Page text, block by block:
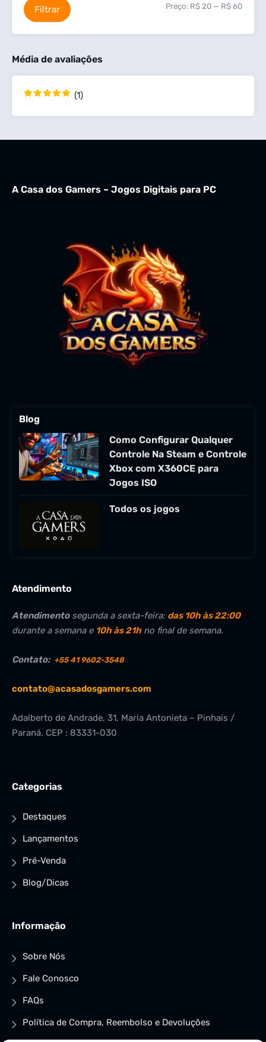
Filtrar Preço: R$ 20 — R$ 60
Média de avaliações
de 5
(1)
A Casa dos Gamers – Jogos Digitais para PC
Blog
Como Configurar Qualquer
Controle Na Steam e Controle
Xbox com X360CE para
Jogos ISO
Todos os jogos
Atendimento
Atendimentosegunda a sexta-feira: das 10h às 22:00
durante a semana e 10h às 21h no final de semana.
Contato: +55 41 9602-3548
contato@acasadosgamers.com
Adalberto de Andrade, 31, Maria Antonieta – Pinhais /
Paraná. CEP : 83331-030
Categorias
Destaques
Lançamentos
Pré-Venda
Blog/Dicas
Informação
Sobre Nós
Fale Conosco
FAQs
Política de Compra, Reembolso e Devoluções